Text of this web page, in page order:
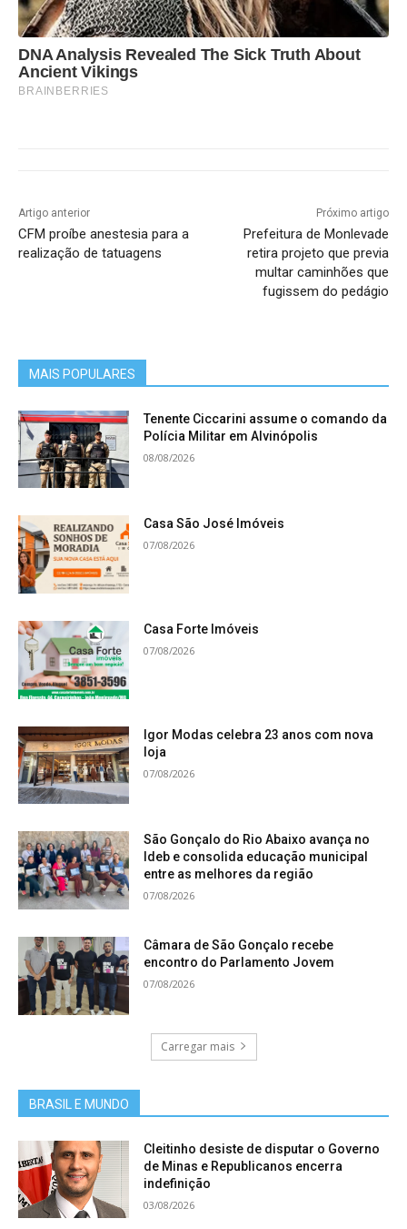
DNA Analysis Revealed The Sick Truth About
Ancient Vikings
BRAINBERRIES
Artigo anterior
CFM proíbe anestesia para a
realização de tatuagens
Próximo artigo
Prefeitura de Monlevade
retira projeto que previa
multar caminhões que
fugissem do pedágio
MAIS POPULARES
Tenente Ciccarini assume o comando da
Polícia Militar em Alvinópolis
08/08/2026
Casa São José Imóveis
07/08/2026
Casa Forte Imóveis
07/08/2026
Igor Modas celebra 23 anos com nova
loja
07/08/2026
São Gonçalo do Rio Abaixo avança no
Ideb e consolida educação municipal
entre as melhores da região
07/08/2026
Câmara de São Gonçalo recebe
encontro do Parlamento Jovem
07/08/2026
Carregar mais
BRASIL E MUNDO
Cleitinho desiste de disputar o Governo
de Minas e Republicanos encerra
indefinição
03/08/2026